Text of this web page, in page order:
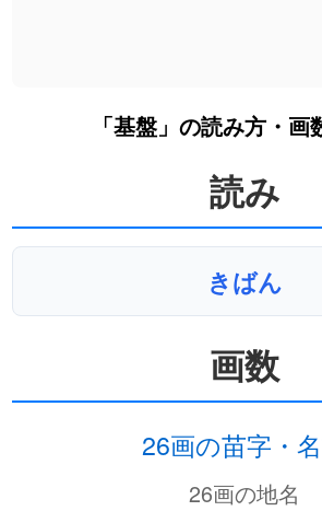
「基盤」の読み方・画
読み
きばん
画数
26画の苗字・
26画の地名